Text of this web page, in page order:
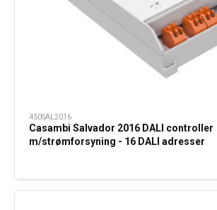
450SAL2016
Casambi Salvador 2016 DALI controller
m/strømforsyning - 16 DALI adresser